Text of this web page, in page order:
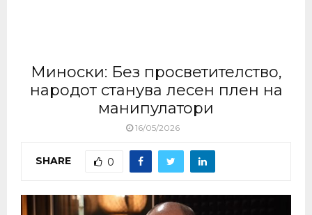
Миноски: Без просветителство,
народот станува лесен плен на
манипулатори
16/05/2026
SHARE 0